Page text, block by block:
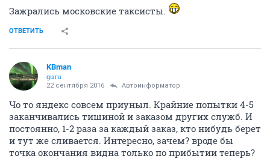
Зажрались московские таксисты.
ОТВЕТИТЬ
KBman
guru
22 сентября 2016 Автоинформатор
Чо то яндекс совсем приуныл. Крайние попытки 4-5
заканчивались тишиной и заказом других служб. И
постоянно, 1-2 раза за каждый заказ, кто нибудь берет
и тут же сливается. Интересно, зачем? вроде бы
точка окончания видна только по прибытии теперь?